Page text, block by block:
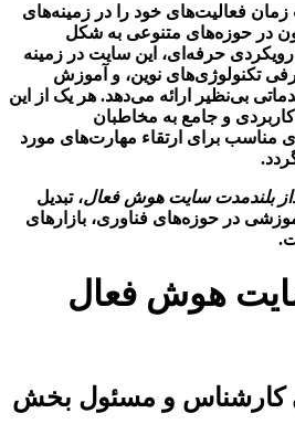
فعالیت‌های خود را در زمینه‌های
در حوزه‌های متنوعی به شکل
حرفه‌ای، این سایت در زمینه
تکنولوژی‌های نوین، و آموزش
بی‌نظیر ارائه می‌دهد. هر یک از این
و جامع به مخاطبان
مناسب برای ارتقاء مهارت‌های مورد
بلندمدت سایت هوش فعال، تبدیل
در حوزه‌های فناوری، بازارهای
هوش فعال
کارشناس و مسئول بخش